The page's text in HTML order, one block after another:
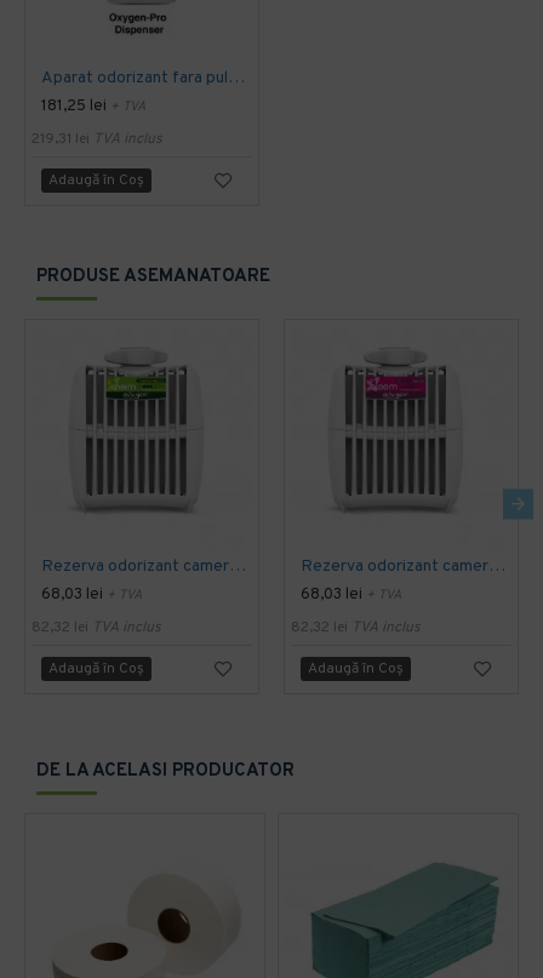
Aparat odorizant fara pulverizare Oxygen-Pro, Alb
181,25 lei + TVA
219,31 lei TVA inclus
Adaugă în Coş
PRODUSE ASEMANATOARE
Rezerva odorizant camera, OXYGEN CHARM (fara pulverizare), regular
68,03 lei + TVA
82,32 lei TVA inclus
Adaugă în Coş
Rezerva odorizant camera, OXYGEN BLOOM (fara pulverizare), regular
68,03 lei + TVA
82,32 lei TVA inclus
Adaugă în Coş
DE LA ACELASI PRODUCATOR